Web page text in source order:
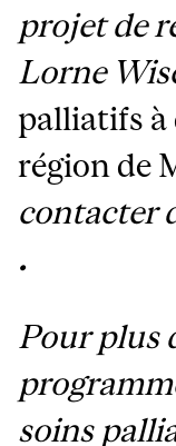
projet de
Lorne
palliatifs à
région de
contacter
.
Pour plus
soins